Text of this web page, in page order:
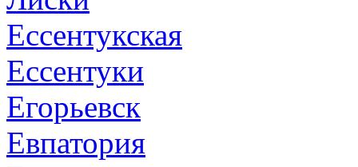
Ессентукская
Ессентуки
Егорьевск
Евпатория